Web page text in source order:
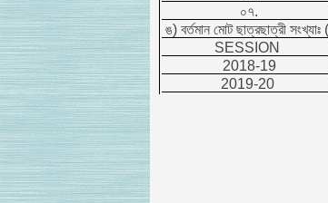
০৭.
ঙ) বর্তমান মোট ছাত্রছাত্রী
SESSION
2018-19
2019-20